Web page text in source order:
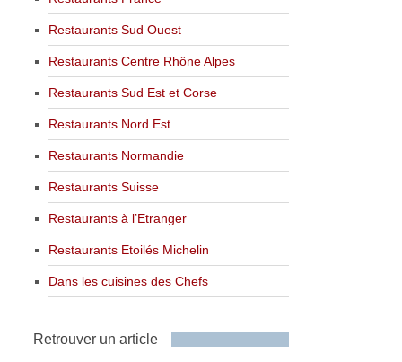
Restaurants Sud Ouest
Restaurants Centre Rhône Alpes
Restaurants Sud Est et Corse
Restaurants Nord Est
Restaurants Normandie
Restaurants Suisse
Restaurants à l’Etranger
Restaurants Etoilés Michelin
Dans les cuisines des Chefs
Retrouver un article